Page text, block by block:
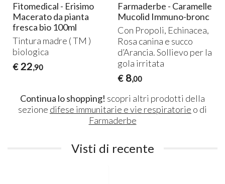
Fitomedical - Erisimo
Macerato da pianta
fresca bio 100ml
Tintura madre ( TM )
biologica
€ 22,90
Farmaderbe - Caramelle
Mucolid Immuno-bronc
Con Propoli, Echinacea,
Rosa canina e succo
d’Arancia. Sollievo per la
gola irritata
€ 8,00
Continua lo shopping! scopri altri prodotti della
sezione difese immunitarie e vie respiratorie o di
Farmaderbe
Visti di recente